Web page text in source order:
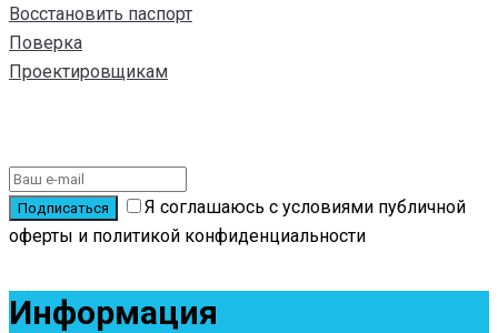
Восстановить паспорт
Поверка
Проектировщикам
Я соглашаюсь с условиями публичной
оферты и политикой конфиденциальности
Информация